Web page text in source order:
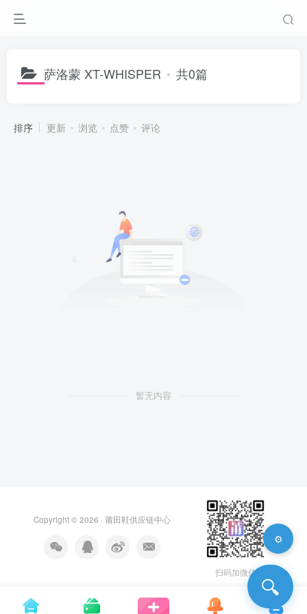
萨洛蒙 XT-WHISPER 共0篇
排序 更新 浏览 点赞 评论
暂无内容
Copyright © 2026 · 莆田鞋供应链中心
扫码加微信
🔍
⚙️